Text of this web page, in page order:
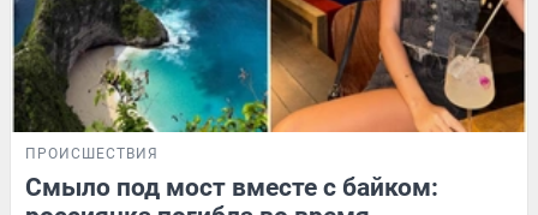
ПРОИСШЕСТВИЯ
Смыло под мост вместе с байком: